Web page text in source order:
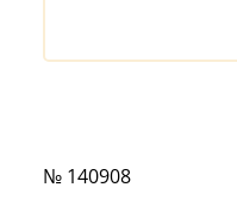
№ 140908